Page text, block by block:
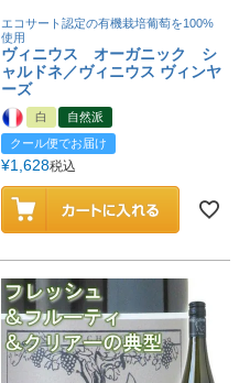
エコサート認定の有機栽培葡萄を100%
使用
ヴィニウス オーガニック シ
ャルドネ／ヴィニウス ヴィンヤ
ーズ
白
自然派
クール便でお届け
¥1,628税込